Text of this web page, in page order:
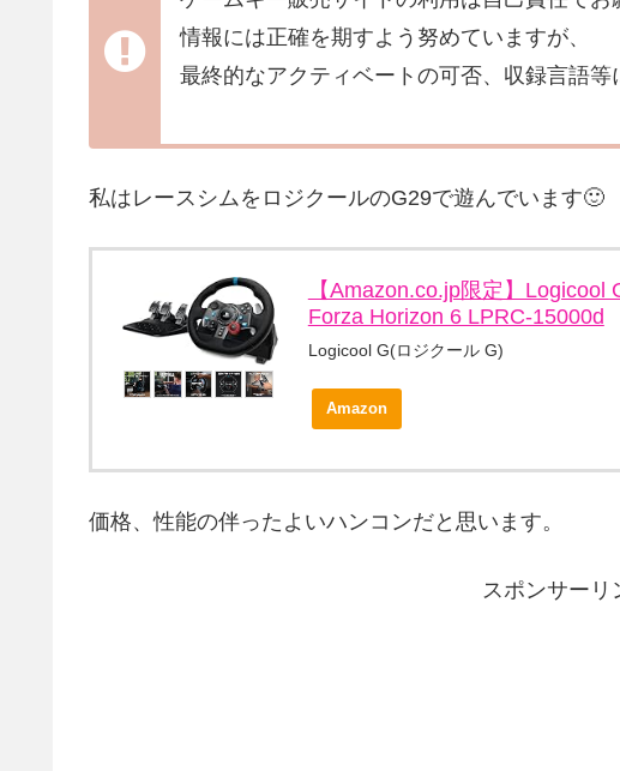
情報には正確を期すよう努めていますが、
最終的なアクティベートの可否、収録言語等
私はレースシムをロジクールのG29で遊んでいます🙂
【Amazon.co.jp限定】
Forza Horizon 6 LPRC-15000d
Logicool G(ロジクール G)
Amazon
価格、性能の伴ったよいハンコンだと思います。
スポンサーリ